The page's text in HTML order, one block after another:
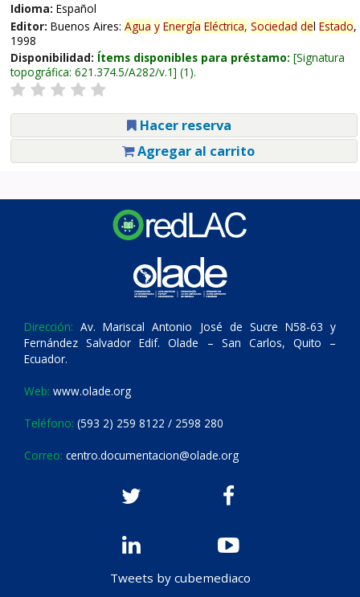
Idioma: Español
Editor: Buenos Aires: Agua y Energía Eléctrica, Sociedad del Estado,
1998
Disponibilidad: Ítems disponibles para préstamo: Signatura
topográfica: 621.374.5/A282/v.1 (1).
Hacer reserva
Agregar al carrito
Dirección: Av. Mariscal Antonio José de Sucre N58-63 y
Fernández Salvador Edif. Olade – San Carlos, Quito –
Ecuador.
Web: www.olade.org
Teléfono: (593 2) 259 8122 / 2598 280
Correo: centro.documentacion@olade.org
Tweets by cubemediaco